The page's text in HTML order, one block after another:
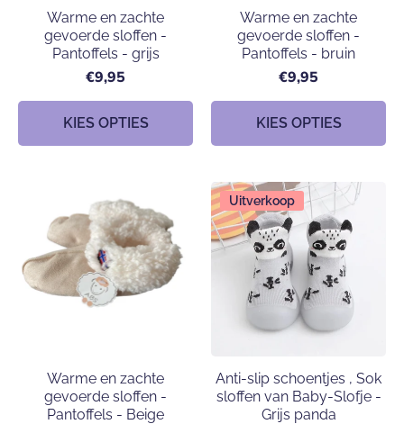
Warme en zachte
gevoerde sloffen -
Pantoffels - grijs
€9,95
KIES OPTIES
Warme en zachte
gevoerde sloffen -
Pantoffels - bruin
€9,95
KIES OPTIES
Warme en zachte
gevoerde sloffen -
Pantoffels - Beige
Uitverkoop
Anti-slip schoentjes , Sok
sloffen van Baby-Slofje -
Grijs panda